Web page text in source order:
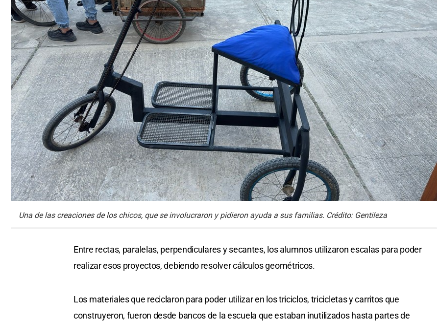
Una de las creaciones de los chicos, que se involucraron y pidieron ayuda a sus familias. Crédito: Gentileza
Entre rectas, paralelas, perpendiculares y secantes, los alumnos utilizaron escalas para poder
realizar esos proyectos, debiendo resolver cálculos geométricos.
Los materiales que reciclaron para poder utilizar en los triciclos, tricicletas y carritos que
construyeron, fueron desde bancos de la escuela que estaban inutilizados hasta partes de